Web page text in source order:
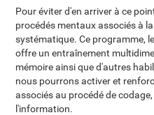
Pour éviter d'en arriver à ce
procédés mentaux associés à
systématique. Ce programme,
offre un entraînement
mémoire ainsi que d'autres
nous pourrons activer et
associés au procédé de
l'information.